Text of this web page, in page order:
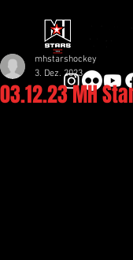
03.12.23 MH
mhstarshockey
3. Dez. 2023